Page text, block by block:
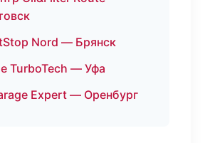
Nord — Брянск
TurboTech — Уфа
Expert — Оренбург